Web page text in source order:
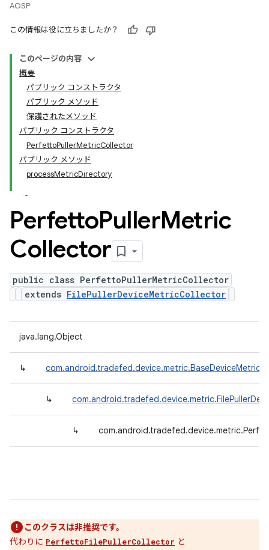
AOSP
この情報は役に立ちましたか？
このページの内容
概要
パブリック コンストラクタ
パブリック メソッド
保護されたメソッド
パブリック コンストラクタ
PerfettoPullerMetricCollector
パブリック メソッド
processMetricDirectory
PerfettoPullerMetric
Collector
public class PerfettoPullerMetricCollector
extends FilePullerDeviceMetricCollector
java.lang.Object
↳
↳
↳
このクラスは非推奨です。
代わりに PerfettoFilePullerCollector と